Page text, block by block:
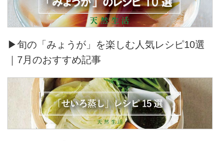
▶旬の「みょうが」を楽しむ人気レシピ10選
｜7月のおすすめ記事